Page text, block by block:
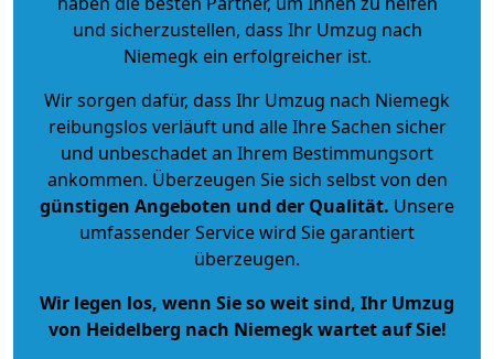
und sicherzustellen, dass Ihr Umzug nach
Niemegk ein erfolgreicher ist.
Wir sorgen dafür, dass Ihr Umzug nach Niemegk
reibungslos verläuft und alle Ihre Sachen sicher
und unbeschadet an Ihrem Bestimmungsort
ankommen. Überzeugen Sie sich selbst von den
günstigen Angeboten und der Qualität. Unsere
umfassender Service wird Sie garantiert
überzeugen.
Wir legen los, wenn Sie so weit sind, Ihr Umzug
von Heidelberg nach Niemegk wartet auf Sie!